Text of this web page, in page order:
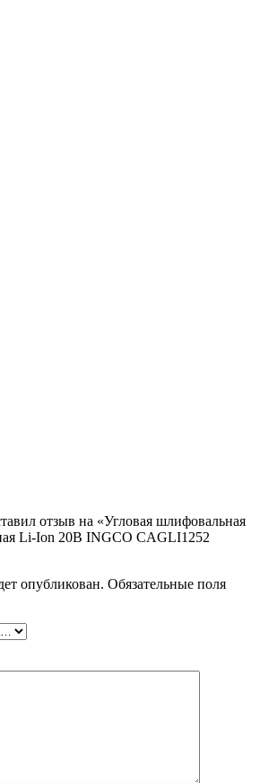
отзыв на «Угловая шлифовальная
Li-Ion 20В INGCO CAGLI1252
опубликован. Обязательные поля